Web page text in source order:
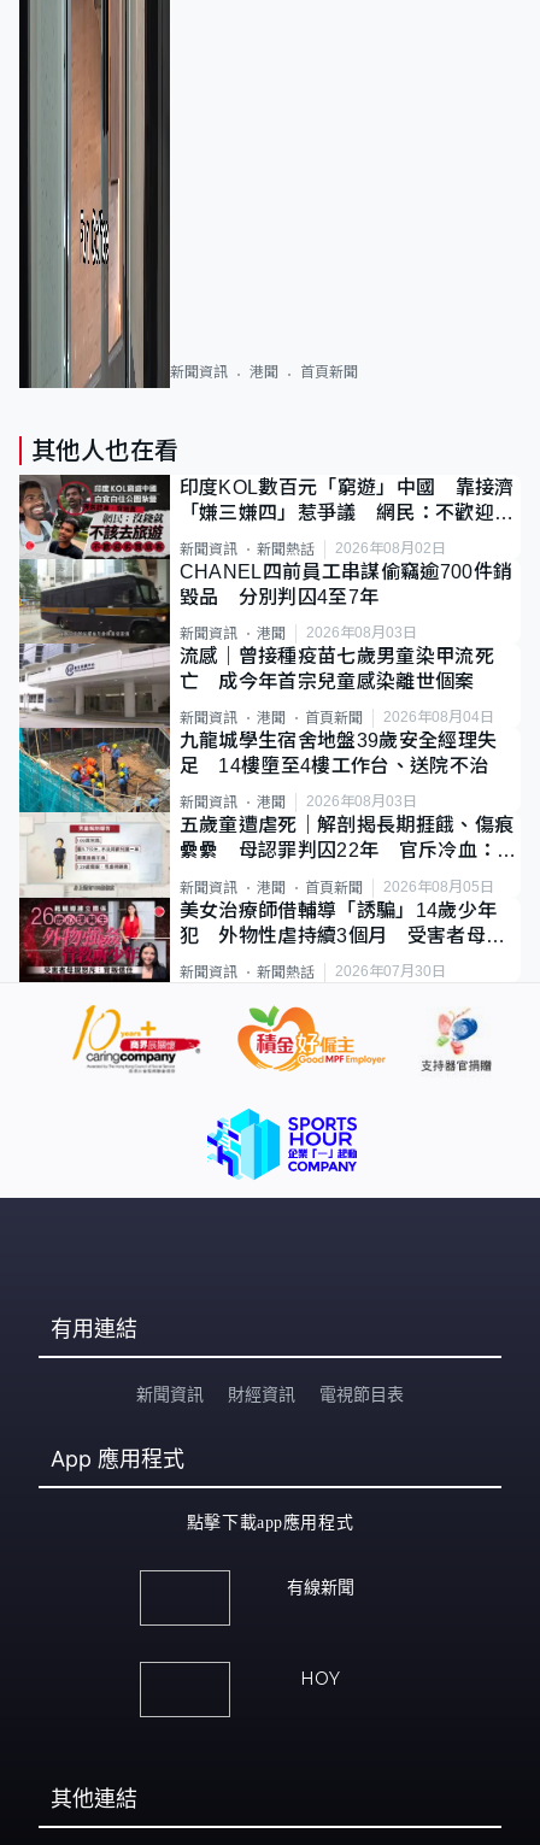
新聞資訊 港聞 首頁新聞
其他人也在看
印度KOL數百元「窮遊」中國 靠接濟
「嫌三嫌四」惹爭議 網民：不歡迎劣
質旅客
新聞資訊 新聞熱話 2026年08月02日
CHANEL四前員工串謀偷竊逾700件銷
毀品 分別判囚4至7年
新聞資訊 港聞 2026年08月03日
流感｜曾接種疫苗七歲男童染甲流死
亡 成今年首宗兒童感染離世個案
新聞資訊 港聞 首頁新聞 2026年08月04日
九龍城學生宿舍地盤39歲安全經理失
足 14樓墮至4樓工作台、送院不治
新聞資訊 港聞 2026年08月03日
五歲童遭虐死｜解剖揭長期捱餓、傷痕
纍纍 母認罪判囚22年 官斥冷血：同
類案最惡劣
新聞資訊 港聞 首頁新聞 2026年08月05日
美女治療師借輔導「誘騙」14歲少年
犯 外物性虐持續3個月 受害者母：
要保護其他人
新聞資訊 新聞熱話 2026年07月30日
有用連結
新聞資訊 財經資訊 電視節目表
App 應用程式
點擊下載app應用程式
有線新聞
HOY
其他連結